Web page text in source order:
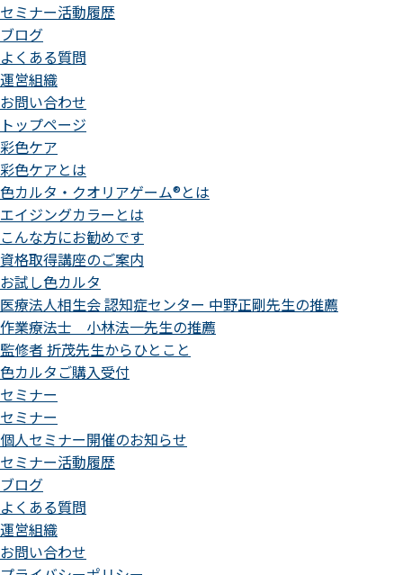
セミナー活動履歴
ブログ
よくある質問
運営組織
お問い合わせ
トップページ
彩色ケア
彩色ケアとは
色カルタ・クオリアゲーム®とは
エイジングカラーとは
こんな方にお勧めです
資格取得講座のご案内
お試し色カルタ
医療法人相生会 認知症センター 中野正剛先生の推薦
作業療法士 小林法一先生の推薦
監修者 折茂先生からひとこと
色カルタご購入受付
セミナー
セミナー
個人セミナー開催のお知らせ
セミナー活動履歴
ブログ
よくある質問
運営組織
お問い合わせ